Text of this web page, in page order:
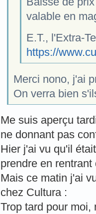
valable en
E.T., l'Extra-
https://
Merci nono, j'ai
On verra bien
Me suis aperçu
ne donnant pas
Hier j'ai vu qu'il
prendre en rentrant
Mais ce matin j'ai
chez Cultura :
Trop tard pour moi,